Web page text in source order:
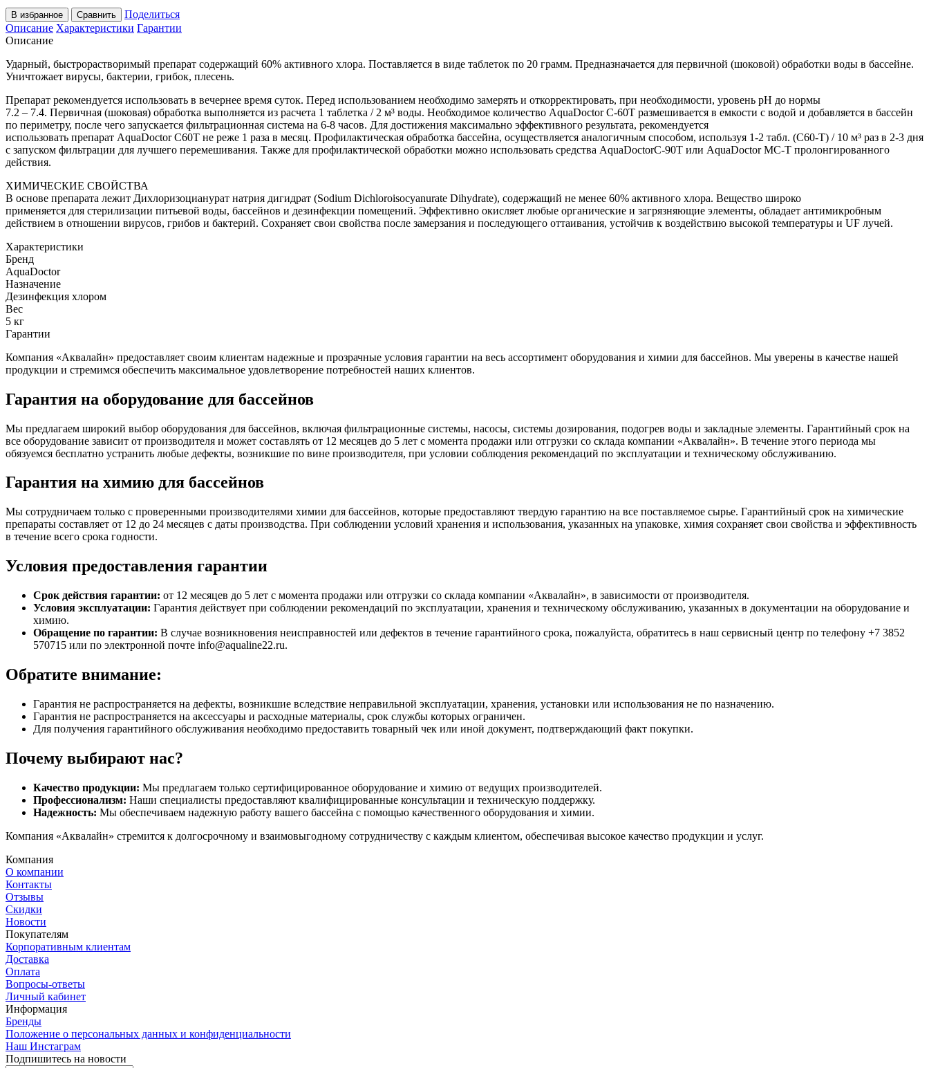
В избранное Сравнить
Поделиться
Описание Характеристики Гарантии
Описание
Ударный, быстрорастворимый препарат содержащий 60% активного хлора. Поставляется в виде таблеток по 20 грамм. Предназначается для первичной (шоковой) обработки воды в бассейне.
Уничтожает вирусы, бактерии, грибок, плесень.
Препарат рекомендуется использовать в вечернее время суток. Перед использованием необходимо замерять и откорректировать, при необходимости, уровень рН до нормы
7.2 – 7.4. Первичная (шоковая) обработка выполняется из расчета 1 таблетка / 2 м³ воды. Необходимое количество AquaDoctor C-60T размешивается в емкости с водой и добавляется в бассейн
по периметру, после чего запускается фильтрационная система на 6-8 часов. Для достижения максимально эффективного результата, рекомендуется
использовать препарат AquaDoctor C60T не реже 1 раза в месяц. Профилактическая обработка бассейна, осуществляется аналогичным способом, используя 1-2 табл. (C60-T) / 10 м³ раз в 2-3 дня
с запуском фильтрации для лучшего перемешивания. Также для профилактической обработки можно использовать средства AquaDoctorС-90T или AquaDoctor MC-T пролонгированного
действия.
ХИМИЧЕСКИЕ СВОЙСТВА
В основе препарата лежит Дихлоризоцианурат натрия дигидрат (Sodium Dichloroisocyanurate Dihydrate), содержащий не менее 60% активного хлора. Вещество широко
применяется для стерилизации питьевой воды, бассейнов и дезинфекции помещений. Эффективно окисляет любые органические и загрязняющие элементы, обладает антимикробным
действием в отношении вирусов, грибов и бактерий. Сохраняет свои свойства после замерзания и последующего оттаивания, устойчив к воздействию высокой температуры и UF лучей.
Характеристики
Бренд
AquaDoctor
Назначение
Дезинфекция хлором
Вес
5 кг
Гарантии
Компания «Аквалайн» предоставляет своим клиентам надежные и прозрачные условия гарантии на весь ассортимент оборудования и химии для бассейнов. Мы уверены в качестве нашей
продукции и стремимся обеспечить максимальное удовлетворение потребностей наших клиентов.
Гарантия на оборудование для бассейнов
Мы предлагаем широкий выбор оборудования для бассейнов, включая фильтрационные системы, насосы, системы дозирования, подогрев воды и закладные элементы. Гарантийный срок на
все оборудование зависит от производителя и может составлять от 12 месяцев до 5 лет с момента продажи или отгрузки со склада компании «Аквалайн». В течение этого периода мы
обязуемся бесплатно устранить любые дефекты, возникшие по вине производителя, при условии соблюдения рекомендаций по эксплуатации и техническому обслуживанию.
Гарантия на химию для бассейнов
Мы сотрудничаем только с проверенными производителями химии для бассейнов, которые предоставляют твердую гарантию на все поставляемое сырье. Гарантийный срок на химические
препараты составляет от 12 до 24 месяцев с даты производства. При соблюдении условий хранения и использования, указанных на упаковке, химия сохраняет свои свойства и эффективность
в течение всего срока годности.
Условия предоставления гарантии
Срок действия гарантии: от 12 месяцев до 5 лет с момента продажи или отгрузки со склада компании «Аквалайн», в зависимости от производителя.
Условия эксплуатации: Гарантия действует при соблюдении рекомендаций по эксплуатации, хранения и техническому обслуживанию, указанных в документации на оборудование и
химию.
Обращение по гарантии: В случае возникновения неисправностей или дефектов в течение гарантийного срока, пожалуйста, обратитесь в наш сервисный центр по телефону +7 3852
570715 или по электронной почте info@aqualine22.ru.
Обратите внимание:
Гарантия не распространяется на дефекты, возникшие вследствие неправильной эксплуатации, хранения, установки или использования не по назначению.
Гарантия не распространяется на аксессуары и расходные материалы, срок службы которых ограничен.
Для получения гарантийного обслуживания необходимо предоставить товарный чек или иной документ, подтверждающий факт покупки.
Почему выбирают нас?
Качество продукции: Мы предлагаем только сертифицированное оборудование и химию от ведущих производителей.
Профессионализм: Наши специалисты предоставляют квалифицированные консультации и техническую поддержку.
Надежность: Мы обеспечиваем надежную работу вашего бассейна с помощью качественного оборудования и химии.
Компания «Аквалайн» стремится к долгосрочному и взаимовыгодному сотрудничеству с каждым клиентом, обеспечивая высокое качество продукции и услуг.
Компания
О компании
Контакты
Отзывы
Скидки
Новости
Покупателям
Корпоративным клиентам
Доставка
Оплата
Вопросы-ответы
Личный кабинет
Информация
Бренды
Положение о персональных данных и конфиденциальности
Наш Инстаграм
Подпишитесь на новости